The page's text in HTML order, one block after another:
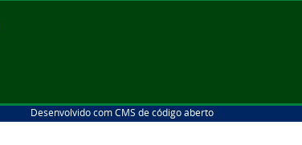
Desenvolvido com CMS de código aberto